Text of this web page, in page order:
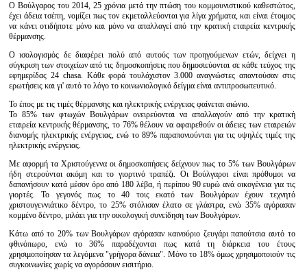
Ο Βούλγαρος του 2014, 25 χρόνια μετά την πτώση του κομμουνιστικού καθεστώτος,
έχει άδεια τσέπη, νομίζει πως τον εκμεταλλεύονται για λίγα χρήματα, και είναι έτοιμος
να κάνει οτιδήποτε μόνο και μόνο να απαλλαγεί από την κρατική εταιρεία κεντρικής
θέρμανσης.
Ο ισολογισμός δε διαφέρει πολύ από αυτούς των προηγούμενων ετών, δείχνει η
σύγκριση των στοιχείων από τις δημοσκοπήσεις που δημοσιεύονται σε κάθε τεύχος της
εφημερίδας 24 chasa. Κάθε φορά τουλάχιστον 3.000 αναγνώστες απαντούσαν στις
ερωτήσεις και γι' αυτό το λόγο το κοινωνιολογικό δείγμα είναι αντιπροσωπευτικό.
Το έπος με τις τιμές θέρμανσης και ηλεκτρικής ενέργειας φαίνεται αιώνιο.
Το 85% των φτωχών Βουλγάρων ονειρεύονται να απαλλαγούν από την κρατική
εταιρεία κεντρικής θέρμανσης, το 76% θέλουν να αφαιρεθούν οι άδειες των εταιρειών
διανομής ηλεκτρικής ενέργειας, ενώ το 89% παραπονιούνται για τις υψηλές τιμές της
ηλεκτρικής ενέργειας.
Με αφορμή τα Χριστούγεννα οι δημοσκοπήσεις δείχνουν πως το 5% των Βουλγάρων
ήδη στερούνται ακόμη και το γιορτινό τραπέζι. Οι Βούλγαροι είναι πρόθυμοι να
δαπανήσουν κατά μέσον όρο από 180 λέβα, ή περίπου 90 ευρώ ανά οικογένεια για τις
γιορτές. Το γεγονός πως το 40 τοις εκατό των Βουλγάρων έχουν τεχνητό
χριστουγεννιάτικο δέντρο, το 25% στόλισαν έλατο σε γλάστρα, ενώ 35% αγόρασαν
κομμένο δέντρο, μιλάει για την οικολογική συνείδηση των Βουλγάρων.
Κάτω από το 20% των Βουλγάρων αγόρασαν καινούριο ζευγάρι παπούτσια αυτό το
φθινόπωρο, ενώ το 36% παραδέχονται πως κατά τη διάρκεια του έτους
χρησιμοποίησαν τα λεγόμενα "γρήγορα δάνεια". Μόνο το 18% όμως χρησιμοποιούν τις
συγκοινωνίες χωρίς να αγοράσουν εισιτήριο.